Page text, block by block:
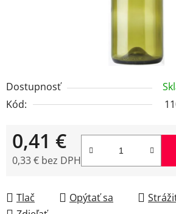
Dostupnosť
Kód:
0,41 €
0,33 € bez DPH
Tlač Opýtať sa